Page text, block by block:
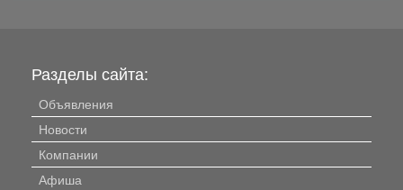
Разделы сайта:
Объявления
Новости
Компании
Афиша